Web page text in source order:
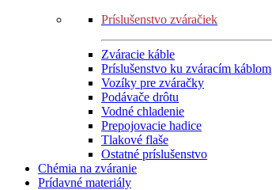
Príslušenstvo zváračiek
Zváracie káble
Príslušenstvo ku zváracím káblom
Vozíky pre zváračky
Podávače drôtu
Vodné chladenie
Prepojovacie hadice
Tlakové flaše
Ostatné príslušenstvo
Chémia na zváranie
Prídavné materiály